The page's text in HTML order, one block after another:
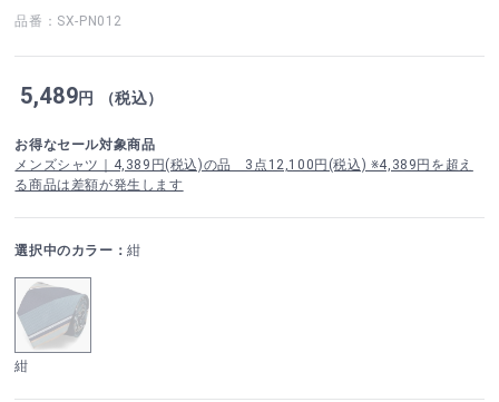
品番：SX-PN012
5,489円 （税込）
お得なセール対象商品
メンズシャツ｜4,389円(税込)の品 3点12,100円(税込) ※4,389円を超え
る商品は差額が発生します
選択中のカラー：紺
紺